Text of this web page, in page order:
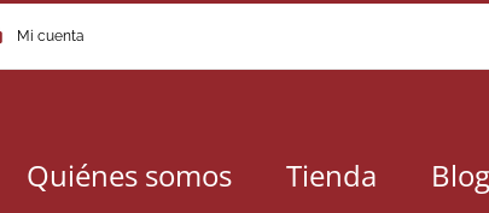
Mi cuenta
Quiénes somos Tienda Blog